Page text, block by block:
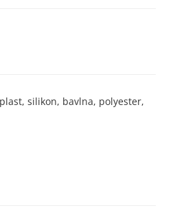
silikon, bavlna, polyester,